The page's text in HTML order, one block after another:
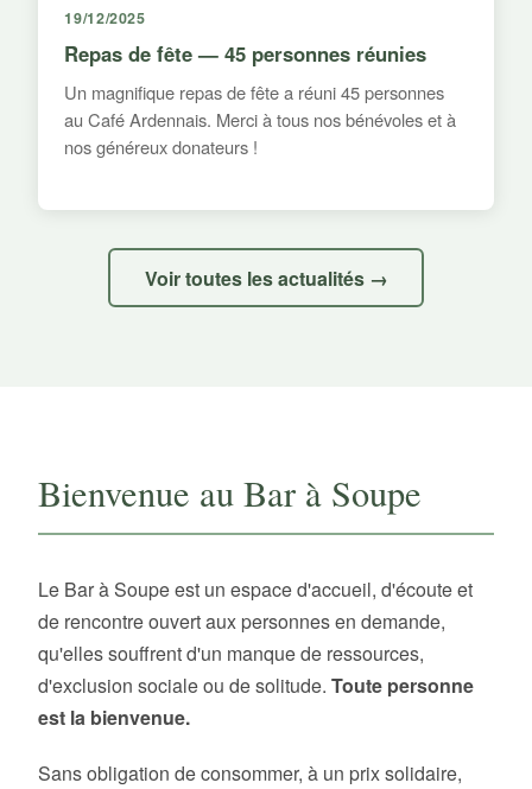
19/12/2025
Repas de fête — 45 personnes réunies
Un magnifique repas de fête a réuni 45 personnes
au Café Ardennais. Merci à tous nos bénévoles et à
nos généreux donateurs !
Voir toutes les actualités →
Bienvenue au Bar à Soupe
Le Bar à Soupe est un espace d'accueil, d'écoute et
de rencontre ouvert aux personnes en demande,
qu'elles souffrent d'un manque de ressources,
d'exclusion sociale ou de solitude. Toute personne
est la bienvenue.
Sans obligation de consommer, à un prix solidaire,